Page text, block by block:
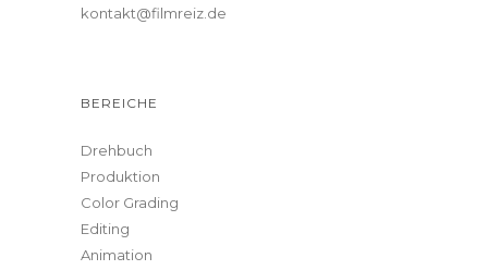
kontakt@filmreiz.de
BEREICHE
Drehbuch
Produktion
Color Grading
Editing
Animation